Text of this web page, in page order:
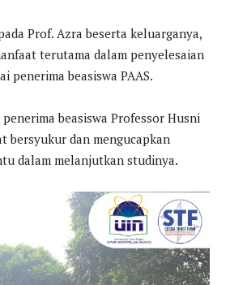
Prof. Azra beserta keluarganya,
terutama dalam penyelesaian
penerima beasiswa PAAS.
beasiswa Professor Husni
bersyukur dan mengucapkan
dalam melanjutkan studinya.